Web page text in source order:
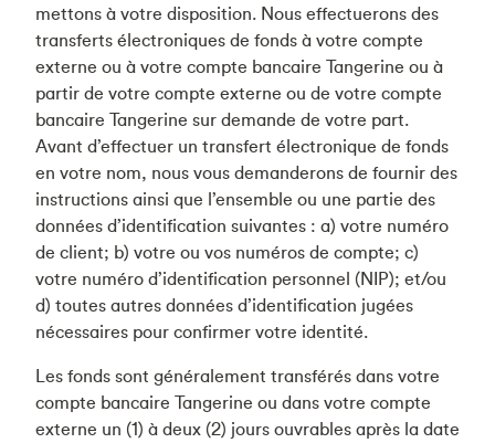
mettons à votre disposition. Nous effectuerons des
transferts électroniques de fonds à votre compte
externe ou à votre compte bancaire Tangerine ou à
partir de votre compte externe ou de votre compte
bancaire Tangerine sur demande de votre part.
Avant d’effectuer un transfert électronique de fonds
en votre nom, nous vous demanderons de fournir des
instructions ainsi que l’ensemble ou une partie des
données d’identification suivantes : a) votre numéro
de client; b) votre ou vos numéros de compte; c)
votre numéro d’identification personnel (NIP); et/ou
d) toutes autres données d’identification jugées
nécessaires pour confirmer votre identité.
Les fonds sont généralement transférés dans votre
compte bancaire Tangerine ou dans votre compte
externe un (1) à deux (2) jours ouvrables après la date